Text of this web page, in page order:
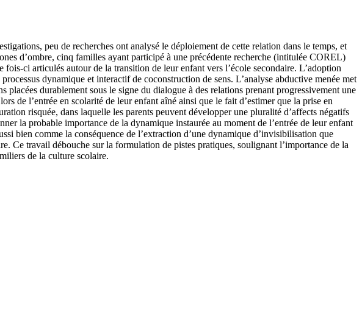
peu de recherches ont analysé le déploiement de cette relation dans le temps, et
d’ombre, cinq familles ayant participé à une précédente recherche (intitulée COREL)
ci articulés autour de la transition de leur enfant vers l’école secondaire. L’adoption
dynamique et interactif de coconstruction de sens. L’analyse abductive menée met
durablement sous le signe du dialogue à des relations prenant progressivement une
de l’entrée en scolarité de leur enfant aîné ainsi que le fait d’estimer que la prise en
risquée, dans laquelle les parents peuvent développer une pluralité d’affects négatifs
la probable importance de la dynamique instaurée au moment de l’entrée de leur enfant
bien comme la conséquence de l’extraction d’une dynamique d’invisibilisation que
Ce travail débouche sur la formulation de pistes pratiques, soulignant l’importance de la
de la culture scolaire.